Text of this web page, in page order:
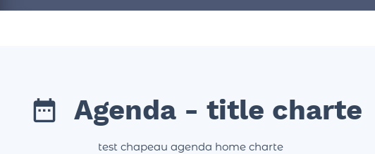
Agenda - title charte
test chapeau agenda home charte